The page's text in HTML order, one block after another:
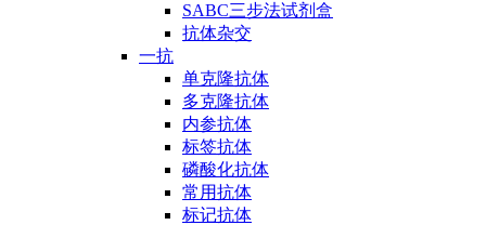
SABC三步法试剂盒
抗体杂交
一抗
单克隆抗体
多克隆抗体
内参抗体
标签抗体
磷酸化抗体
常用抗体
标记抗体